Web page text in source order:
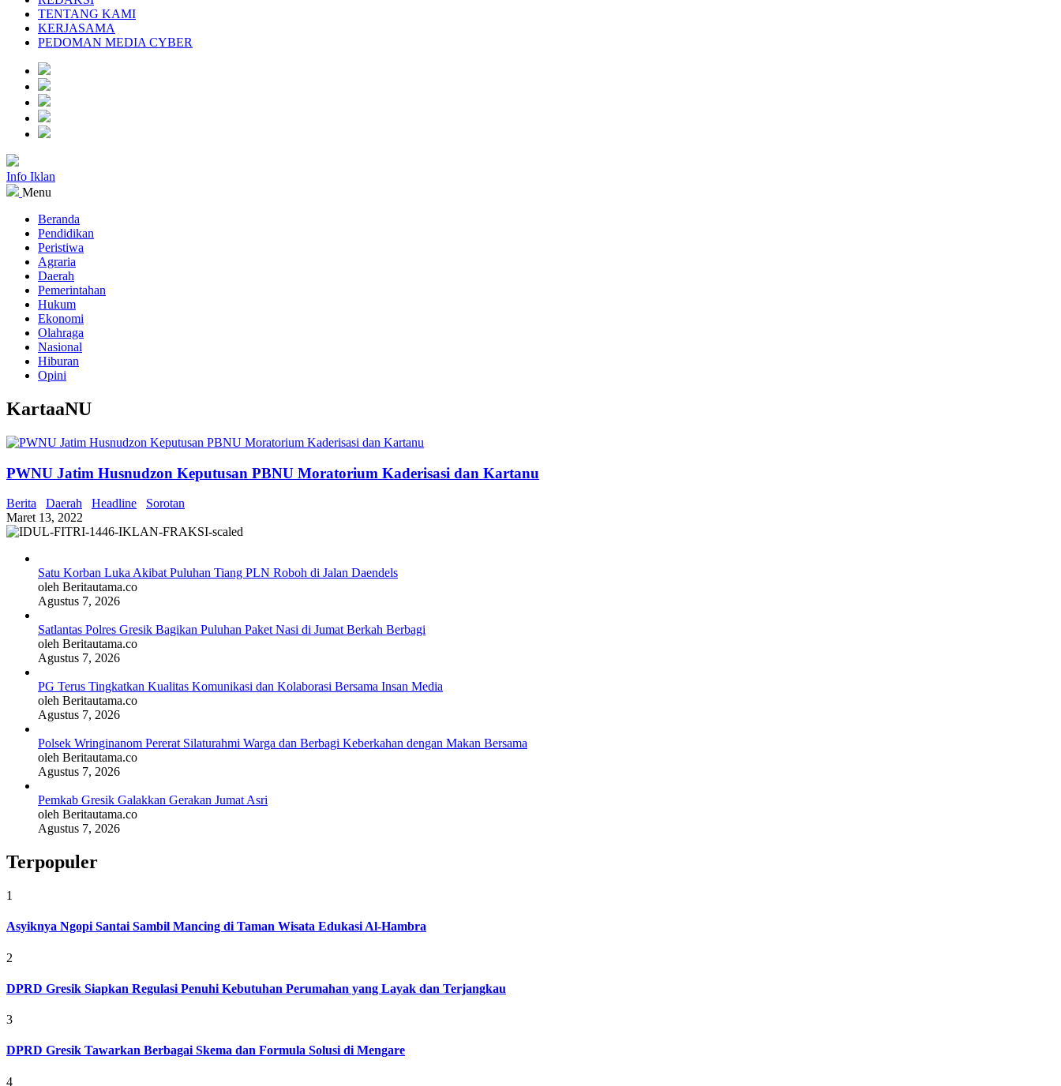
TENTANG KAMI
KERJASAMA
PEDOMAN MEDIA CYBER
Info Iklan
Menu
Beranda
Pendidikan
Peristiwa
Agraria
Daerah
Pemerintahan
Hukum
Ekonomi
Olahraga
Nasional
Hiburan
Opini
KartaaNU
PWNU Jatim Husnudzon Keputusan PBNU Moratorium Kaderisasi dan Kartanu
Berita Daerah Headline
Sorotan
Maret 13, 2022
Satu Korban Luka Akibat Puluhan Tiang PLN Roboh di Jalan Daendels
oleh Beritautama.co
Agustus 7, 2026
Satlantas Polres Gresik Bagikan Puluhan Paket Nasi di Jumat Berkah Berbagi
oleh Beritautama.co
Agustus 7, 2026
PG Terus Tingkatkan Kualitas Komunikasi dan Kolaborasi Bersama Insan Media
oleh Beritautama.co
Agustus 7, 2026
Polsek Wringinanom Pererat Silaturahmi Warga dan Berbagi Keberkahan dengan Makan Bersama
oleh Beritautama.co
Agustus 7, 2026
Pemkab Gresik Galakkan Gerakan Jumat Asri
oleh Beritautama.co
Agustus 7, 2026
Terpopuler
1
Asyiknya Ngopi Santai Sambil Mancing di Taman Wisata Edukasi Al-Hambra
2
DPRD Gresik Siapkan Regulasi Penuhi Kebutuhan Perumahan yang Layak dan Terjangkau
3
DPRD Gresik Tawarkan Berbagai Skema dan Formula Solusi di Mengare
4